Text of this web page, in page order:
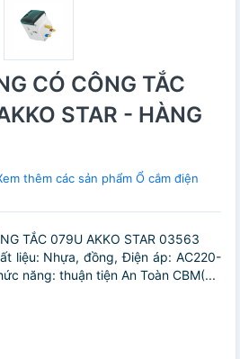
CÓ CÔNG TẮC
STAR - HÀNG
thêm các sản phẩm Ổ cắm điện
TẮC 079U AKKO STAR 03563
liệu: Nhựa, đồng, Điện áp: AC220-
năng: thuận tiện An Toàn CBM(...